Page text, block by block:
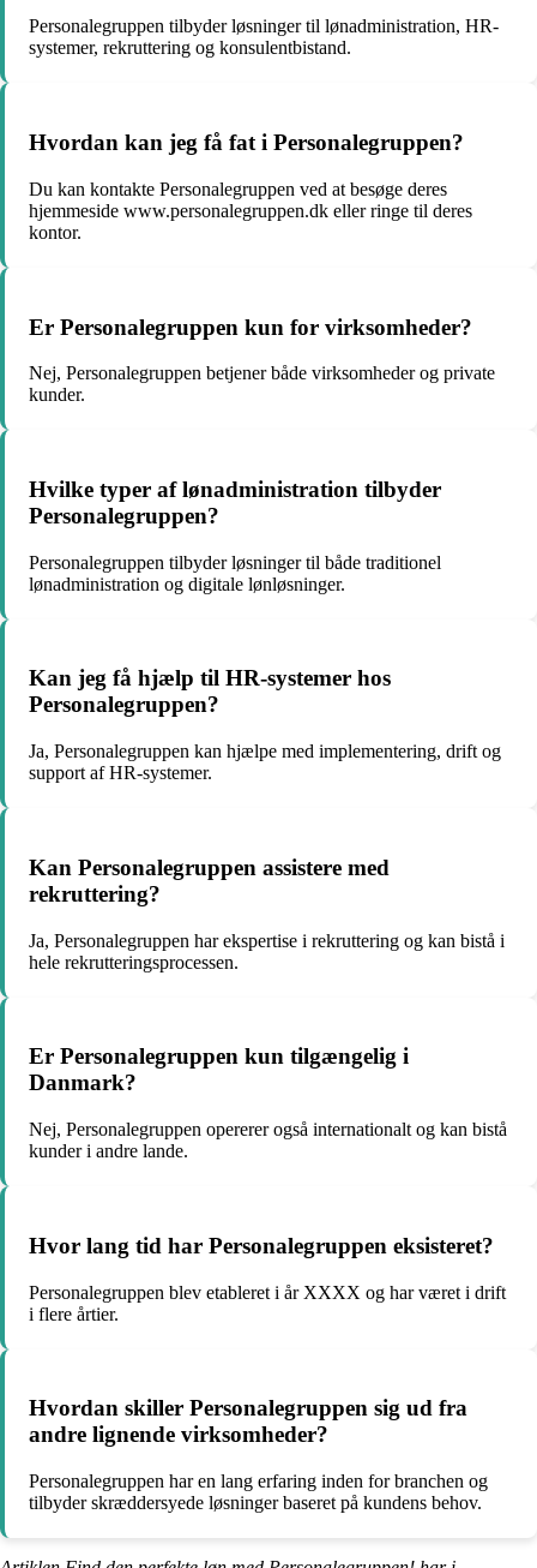
Personalegruppen tilbyder løsninger til lønadministration, HR-
systemer, rekruttering og konsulentbistand.
Hvordan kan jeg få fat i Personalegruppen?
Du kan kontakte Personalegruppen ved at besøge deres
hjemmeside www.personalegruppen.dk eller ringe til deres
kontor.
Er Personalegruppen kun for virksomheder?
Nej, Personalegruppen betjener både virksomheder og private
kunder.
Hvilke typer af lønadministration tilbyder
Personalegruppen?
Personalegruppen tilbyder løsninger til både traditionel
lønadministration og digitale lønløsninger.
Kan jeg få hjælp til HR-systemer hos
Personalegruppen?
Ja, Personalegruppen kan hjælpe med implementering, drift og
support af HR-systemer.
Kan Personalegruppen assistere med
rekruttering?
Ja, Personalegruppen har ekspertise i rekruttering og kan bistå i
hele rekrutteringsprocessen.
Er Personalegruppen kun tilgængelig i
Danmark?
Nej, Personalegruppen opererer også internationalt og kan bistå
kunder i andre lande.
Hvor lang tid har Personalegruppen eksisteret?
Personalegruppen blev etableret i år XXXX og har været i drift
i flere årtier.
Hvordan skiller Personalegruppen sig ud fra
andre lignende virksomheder?
Personalegruppen har en lang erfaring inden for branchen og
tilbyder skræddersyede løsninger baseret på kundens behov.